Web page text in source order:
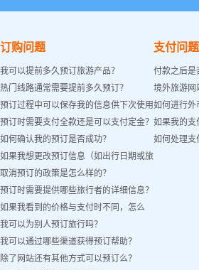
订购问题
我可以提前多久预订旅游产品？
热门线路通常需要提前多久预订？
预订过程中可以保存我的信息供下次使用
吗？
预订时需要支付全款还是可以支付定金？
如何确认我的预订是否成功？
如果我想更改预订信息（如出行日期或旅
客姓名）怎么办？
取消预订的政策是怎么样的？
预订时需要提供哪些旅行者的详细信息？
如果我看到的价格与支付时不同，怎么
办？
我可以为别人预订旅行吗？
我可以通过哪些渠道获得预订帮助？
除了网站还有其他方式可以预订么？
支付问题
付款之后是
境外旅游网
如何进行外
如果我的支
如何处理支